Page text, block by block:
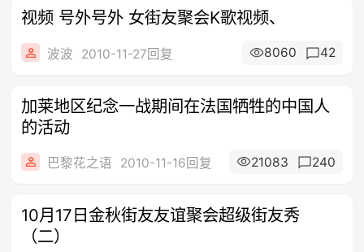
视频 号外号外 女街友聚会K歌视频、
波波 2010-11-27回复 8060 42
加莱地区纪念一战期间在法国牺牲的中国人
的活动
巴黎花之语 2010-11-16回复 21083 240
10月17日金秋街友友谊聚会超级街友秀
（二）